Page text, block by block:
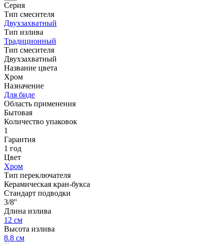
Серия
Тип смесителя
Двухзахватный
Тип излива
Традиционный
Тип смесителя
Двухзахватный
Название цвета
Хром
Назначение
Для биде
Область применения
Бытовая
Количество упаковок
1
Гарантия
1 год
Цвет
Хром
Тип переключателя
Керамическая кран-букса
Стандарт подводки
3/8''
Длина излива
12 см
Высота излива
8.8 см